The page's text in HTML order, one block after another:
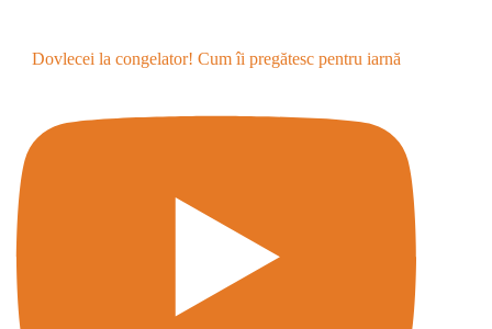
Dovlecei la congelator! Cum îi pregătesc pentru iarnă